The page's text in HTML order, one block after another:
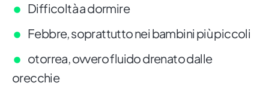
Difficoltà a dormire
Febbre, soprattutto nei bambini più piccoli
otorrea, ovvero fluido drenato dalle
orecchie